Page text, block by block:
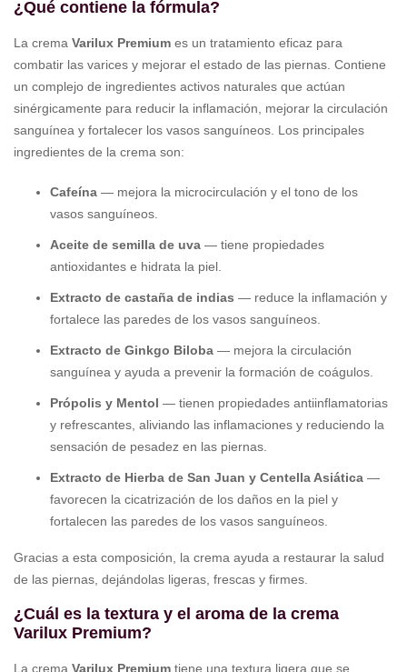
¿Qué contiene la fórmula?
La crema Varilux Premium es un tratamiento eficaz para
combatir las varices y mejorar el estado de las piernas. Contiene
un complejo de ingredientes activos naturales que actúan
sinérgicamente para reducir la inflamación, mejorar la circulación
sanguínea y fortalecer los vasos sanguíneos. Los principales
ingredientes de la crema son:
Cafeína — mejora la microcirculación y el tono de los
vasos sanguíneos.
Aceite de semilla de uva — tiene propiedades
antioxidantes e hidrata la piel.
Extracto de castaña de indias — reduce la inflamación y
fortalece las paredes de los vasos sanguíneos.
Extracto de Ginkgo Biloba — mejora la circulación
sanguínea y ayuda a prevenir la formación de coágulos.
Própolis y Mentol — tienen propiedades antiinflamatorias
y refrescantes, aliviando las inflamaciones y reduciendo la
sensación de pesadez en las piernas.
Extracto de Hierba de San Juan y Centella Asiática —
favorecen la cicatrización de los daños en la piel y
fortalecen las paredes de los vasos sanguíneos.
Gracias a esta composición, la crema ayuda a restaurar la salud
de las piernas, dejándolas ligeras, frescas y firmes.
¿Cuál es la textura y el aroma de la crema
Varilux Premium?
La crema Varilux Premium tiene una textura ligera que se